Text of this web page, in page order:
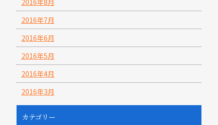
2016年8月
2016年7月
2016年6月
2016年5月
2016年4月
2016年3月
カテゴリー